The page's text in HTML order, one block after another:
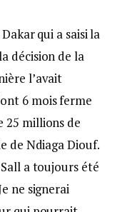
qui a saisi la
décision de la
l’avait
6 mois ferme
25 millions de
de Ndiaga Diouf.
a toujours été
ne signerai